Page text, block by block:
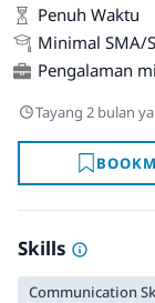
Penuh Waktu
Minimal SMA/
Pengalaman
Tayang 2 bulan
Skills
Communication